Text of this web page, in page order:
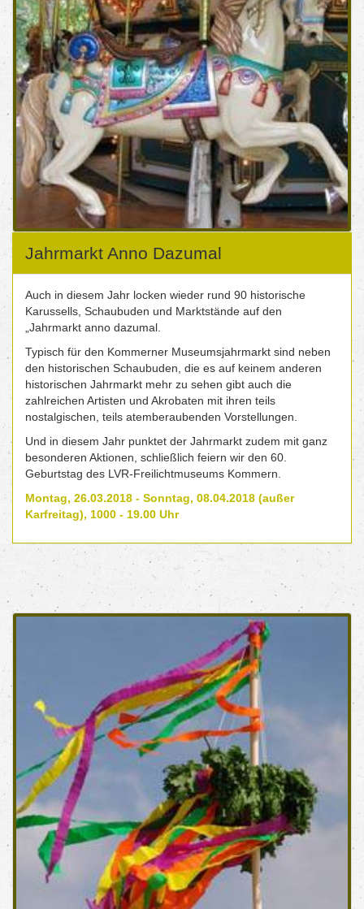
Jahrmarkt Anno Dazumal
Auch in diesem Jahr locken wieder rund 90 historische
Karussells, Schaubuden und Marktstände auf den
„Jahrmarkt anno dazumal.
Typisch für den Kommerner Museumsjahrmarkt sind neben
den historischen Schaubuden, die es auf keinem anderen
historischen Jahrmarkt mehr zu sehen gibt auch die
zahlreichen Artisten und Akrobaten mit ihren teils
nostalgischen, teils atemberaubenden Vorstellungen.
Und in diesem Jahr punktet der Jahrmarkt zudem mit ganz
besonderen Aktionen, schließlich feiern wir den 60.
Geburtstag des LVR-Freilichtmuseums Kommern.
Montag, 26.03.2018 - Sonntag, 08.04.2018 (außer
Karfreitag), 1000 - 19.00 Uhr